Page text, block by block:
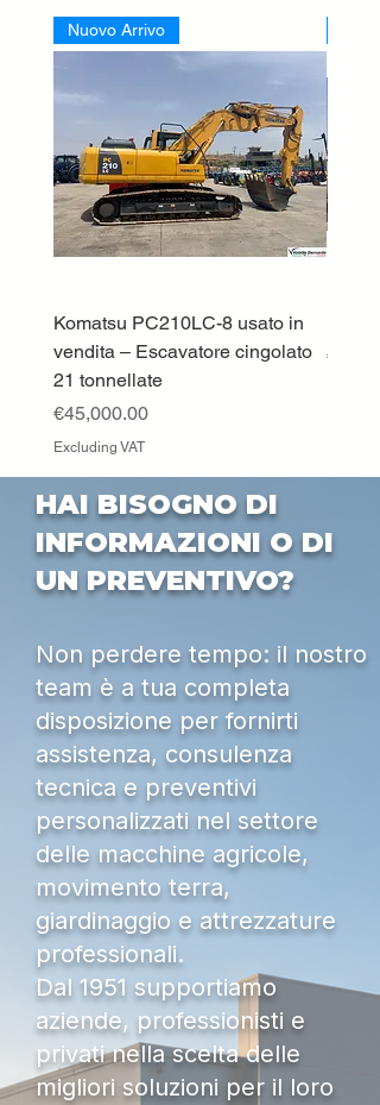
Nuovo Arrivo
Komatsu PC210LC-8 usato in
vendita – Escavatore cingolato
21 tonnellate
Price
€45,000.00
Excluding VAT
Price
HAI BISOGNO DI
INFORMAZIONI O DI
UN PREVENTIVO?
Non perdere tempo: il nostro
team è a tua completa
disposizione per fornirti
assistenza, consulenza
tecnica e preventivi
personalizzati nel settore
delle macchine agricole,
movimento terra,
giardinaggio e attrezzature
professionali.
Dal 1951 supportiamo
aziende, professionisti e
privati nella scelta delle
migliori soluzioni per il loro